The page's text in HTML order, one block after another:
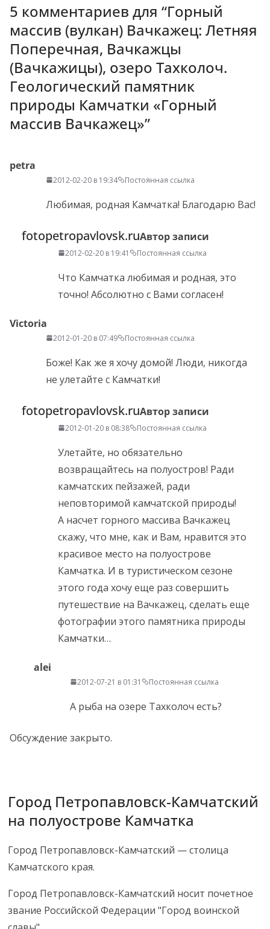
5 комментариев для “Горный
массив (вулкан) Вачкажец: Летняя
Поперечная, Вачкажцы
(Вачкажицы), озеро Тахколоч.
Геологический памятник
природы Камчатки «Горный
массив Вачкажец»”
petra
2012-02-20 в 19:34 Постоянная ссылка
Любимая, родная Камчатка! Благодарю Вас!
fotopetropavlovsk.ruАвтор записи
2012-02-20 в 19:41 Постоянная ссылка
Что Камчатка любимая и родная, это
точно! Абсолютно с Вами согласен!
Victoria
2012-01-20 в 07:49 Постоянная ссылка
Боже! Как же я хочу домой! Люди, никогда
не улетайте с Камчатки!
fotopetropavlovsk.ruАвтор записи
2012-01-20 в 08:38 Постоянная ссылка
Улетайте, но обязательно
возвращайтесь на полуостров! Ради
камчатских пейзажей, ради
неповторимой камчатской природы!
А насчет горного массива Вачкажец
скажу, что мне, как и Вам, нравится это
красивое место на полуострове
Камчатка. И в туристическом сезоне
этого года хочу еще раз совершить
путешествие на Вачкажец, сделать еще
фотографии этого памятника природы
Камчатки…
alei
2012-07-21 в 01:31 Постоянная ссылка
А рыба на озере Тахколоч есть?
Обсуждение закрыто.
Город Петропавловск-Камчатский
на полуострове Камчатка
Город Петропавловск-Камчатский — столица
Камчатского края.
Город Петропавловск-Камчатский носит почетное
звание Российской Федерации "Город воинской